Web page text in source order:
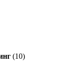
(10)